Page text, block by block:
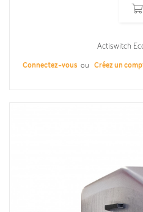
Actiswitch
Connectez-vous ou Créez un